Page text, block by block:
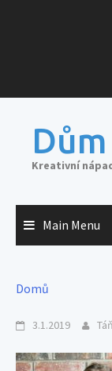
Kreativní
Main Menu
Domů
3.1.2019